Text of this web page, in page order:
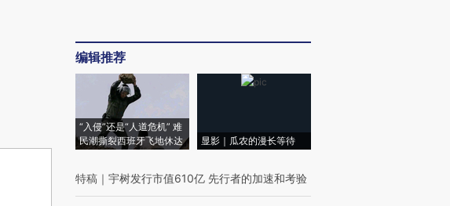
编辑推荐
“入侵”还是“人道危机” 难
民潮撕裂西班牙飞地休达
显影｜瓜农的漫长等待
特稿 ｜ 宇树发行市值610亿 先行者的加速和考验